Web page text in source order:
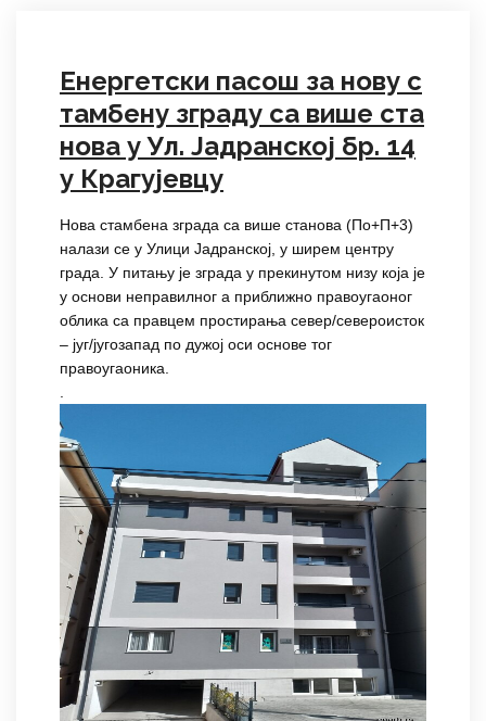
Енергетски пасош за нову с
тамбену зграду са више ста
нова у Ул. Јадранској бр. 14
у Крагујевцу
Нова стамбена зграда са више станова (По+П+3)
налази се у Улици Јадранској, у ширем центру
града. У питању је зграда у прекинутом низу која је
у основи неправилног а приближно правоугаоног
облика са правцем простирања север/североисток
– југ/југозапад по дужој оси основе тог
правоугаоника.
.